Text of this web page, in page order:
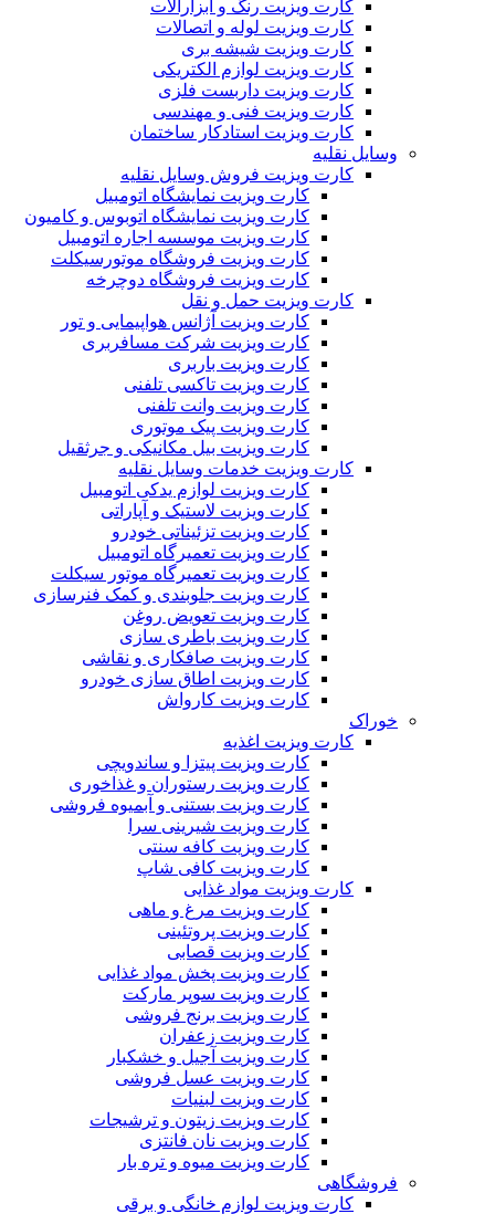
کارت ویزیت رنگ و ابزارآلات
کارت ویزیت لوله و اتصالات
کارت ویزیت شیشه بری
کارت ویزیت لوازم الکتریکی
کارت ویزیت داربست فلزی
کارت ویزیت فنی و مهندسی
کارت ویزیت استادکار ساختمان
وسایل نقلیه
کارت ویزیت فروش وسایل نقلیه
کارت ویزیت نمایشگاه اتومبیل
کارت ویزیت نمایشگاه اتوبوس و کامیون
کارت ویزیت موسسه اجاره اتومبیل
کارت ویزیت فروشگاه موتورسیکلت
کارت ویزیت فروشگاه دوچرخه
کارت ویزیت حمل و نقل
کارت ویزیت آژانس هواپیمایی و تور
کارت ویزیت شرکت مسافربری
کارت ویزیت باربری
کارت ویزیت تاکسی تلفنی
کارت ویزیت وانت تلفنی
کارت ویزیت پیک موتوری
کارت ویزیت بیل مکانیکی و جرثقیل
کارت ویزیت خدمات وسایل نقلیه
کارت ویزیت لوازم یدکی اتومبیل
کارت ویزیت لاستیک و آپاراتی
کارت ویزیت تزئیناتی خودرو
کارت ویزیت تعمیرگاه اتومبیل
کارت ویزیت تعمیرگاه موتور سیکلت
کارت ویزیت جلوبندی و کمک فنرسازی
کارت ویزیت تعویض روغن
کارت ویزیت باطری سازی
کارت ویزیت صافکاری و نقاشی
کارت ویزیت اطاق سازی خودرو
کارت ویزیت کارواش
خوراک
کارت ویزیت اغذیه
کارت ویزیت پیتزا و ساندویچی
کارت ویزیت رستوران و غذاخوری
کارت ویزیت بستنی و آبمیوه فروشی
کارت ویزیت شیرینی سرا
کارت ویزیت کافه سنتی
کارت ویزیت کافی شاپ
کارت ویزیت مواد غذایی
کارت ویزیت مرغ و ماهی
کارت ویزیت پروتئینی
کارت ویزیت قصابی
کارت ویزیت پخش مواد غذایی
کارت ویزیت سوپر مارکت
کارت ویزیت برنج فروشی
کارت ویزیت زعفران
کارت ویزیت آجیل و خشکبار
کارت ویزیت عسل فروشی
کارت ویزیت لبنیات
کارت ویزیت زیتون و ترشیجات
کارت ویزیت نان فانتزی
کارت ویزیت میوه و تره بار
فروشگاهی
کارت ویزیت لوازم خانگی و برقی